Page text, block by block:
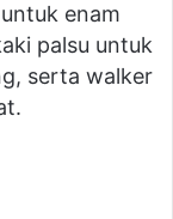
enam
palsu untuk
serta walker